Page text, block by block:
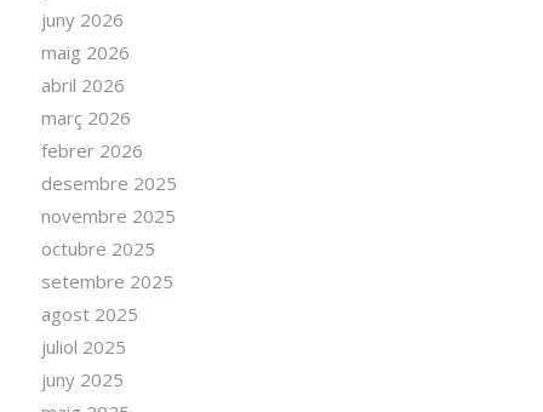
juny 2026
maig 2026
abril 2026
març 2026
febrer 2026
desembre 2025
novembre 2025
octubre 2025
setembre 2025
agost 2025
juliol 2025
juny 2025